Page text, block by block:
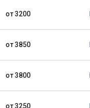
от 3200
от 3850
от 3800
от 3250